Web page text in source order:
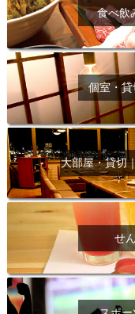
食べ飲
個室・
大部屋・貸切
せ